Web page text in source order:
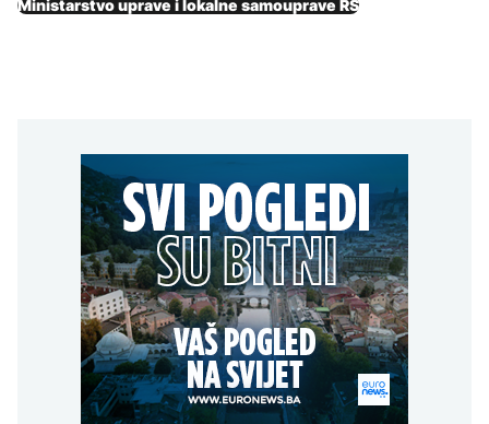
Ministarstvo uprave i lokalne samouprave RS